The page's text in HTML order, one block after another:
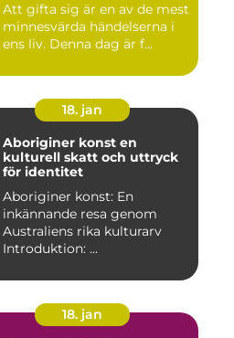
Att gifta sig är en av de mest
minnesvärda händelserna i
ens liv. Denna dag är f...
18. jan
Aboriginer konst en
kulturell skatt och uttryck
för identitet
Aboriginer konst: En
inkännande resa genom
Australiens rika kulturarv
Introduktion: ...
18. jan